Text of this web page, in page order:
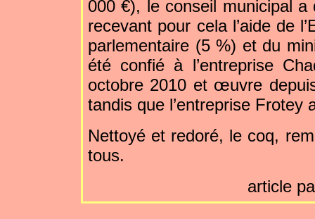
000 €), le conseil municipal
recevant pour cela l’aide de
parlementaire (5 %) et du
été confié à l’entreprise
octobre 2010 et œuvre
tandis que l’entreprise Frotey
Nettoyé et redoré, le coq,
tous.
article